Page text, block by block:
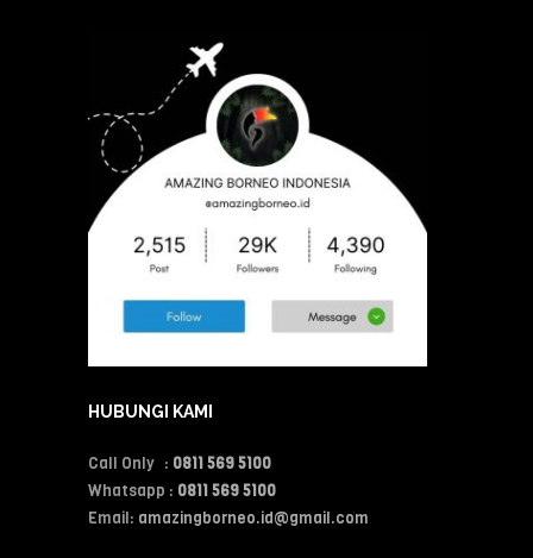
HUBUNGI KAMI
Call Only : 0811 569 5100
Whatsapp : 0811 569 5100
Email: amazingborneo.id@gmail.com